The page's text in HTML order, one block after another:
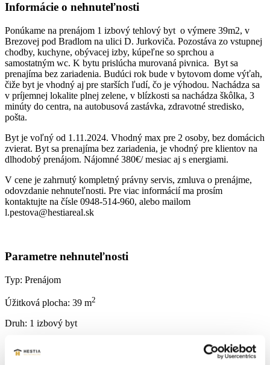
Informácie o nehnuteľnosti
Ponúkame na prenájom 1 izbový tehlový byt o výmere 39m2, v
Brezovej pod Bradlom na ulici D. Jurkoviča. Pozostáva zo vstupnej
chodby, kuchyne, obývacej izby, kúpeľne so sprchou a
samostatným wc. K bytu prislúcha murovaná pivnica. Byt sa
prenajíma bez zariadenia. Budúci rok bude v bytovom dome výťah,
čiže byt je vhodný aj pre starších ľudí, čo je výhodou. Nachádza sa
v príjemnej lokalite plnej zelene, v blízkosti sa nachádza škôlka, 3
minúty do centra, na autobusová zastávka, zdravotné stredisko,
pošta.
Byt je voľný od 1.11.2024. Vhodný max pre 2 osoby, bez domácich
zvierat. Byt sa prenajíma bez zariadenia, je vhodný pre klientov na
dlhodobý prenájom. Nájomné 380€/ mesiac aj s energiami.
V cene je zahrnutý kompletný právny servis, zmluva o prenájme,
odovzdanie nehnuteľnosti. Pre viac informácií ma prosím
kontaktujte na čísle 0948-514-960, alebo mailom
l.pestova@hestiareal.sk
Parametre nehnuteľnosti
Typ: Prenájom
Úžitková plocha: 39 m2
Druh: 1 izbový byt